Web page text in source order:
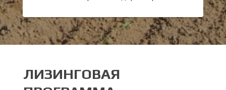
ЛИЗИНГОВАЯ